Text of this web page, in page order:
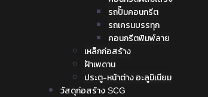
รถปั๊มคอนกรีต
รถเครนบรรทุก
คอนกรีตพิมพ์ลาย
เหล็กก่อสร้าง
ฝ้าเพดาน
ประตู-หน้าต่าง อะลูมิเนียม
วัสดุก่อสร้าง SCG